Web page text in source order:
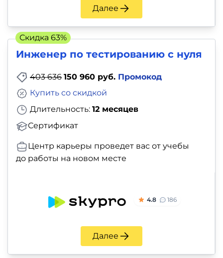
Далее
Инженер по тестированию с нуля
403 636 150 960 руб. Промокод
Длительность: 12 месяцев
Сертификат
Купить со скидкой
Центр карьеры проведет вас от учебы
до работы на новом месте
4.8 186
Далее
Скидка 63%